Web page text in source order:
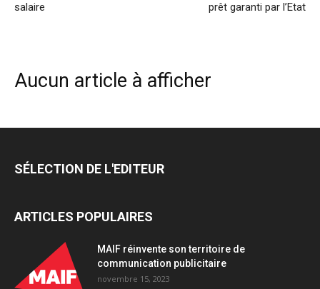
salaire
prêt garanti par l’Etat
Aucun article à afficher
SÉLECTION DE L'EDITEUR
ARTICLES POPULAIRES
MAIF réinvente son territoire de
communication publicitaire
novembre 15, 2023